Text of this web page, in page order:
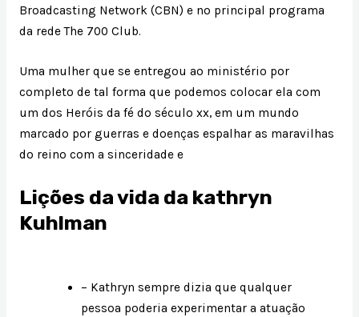
Broadcasting Network (CBN) e no principal programa
da rede The 700 Club.
Uma mulher que se entregou ao ministério por
completo de tal forma que podemos colocar ela com
um dos Heróis da fé do século xx, em um mundo
marcado por guerras e doenças espalhar as maravilhas
do reino com a sinceridade e
Lições da vida da kathryn
Kuhlman
– Kathryn sempre dizia que qualquer
pessoa poderia experimentar a atuação